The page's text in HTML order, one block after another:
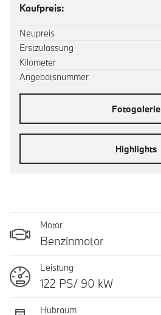
Kaufpreis:
Neupreis
Erstzulassung
Kilometer
Angebotsnummer
Fotogalerie
Highlights
Motor
Benzinmotor
Leistung
122 PS/ 90 kW
Hubraum